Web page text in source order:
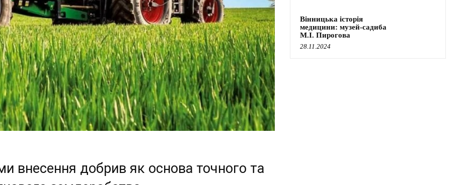
внесення добрив як основа точного та
Вінницька історія
медицини: музей-садиба
М.І. Пирогова
28.11.2024